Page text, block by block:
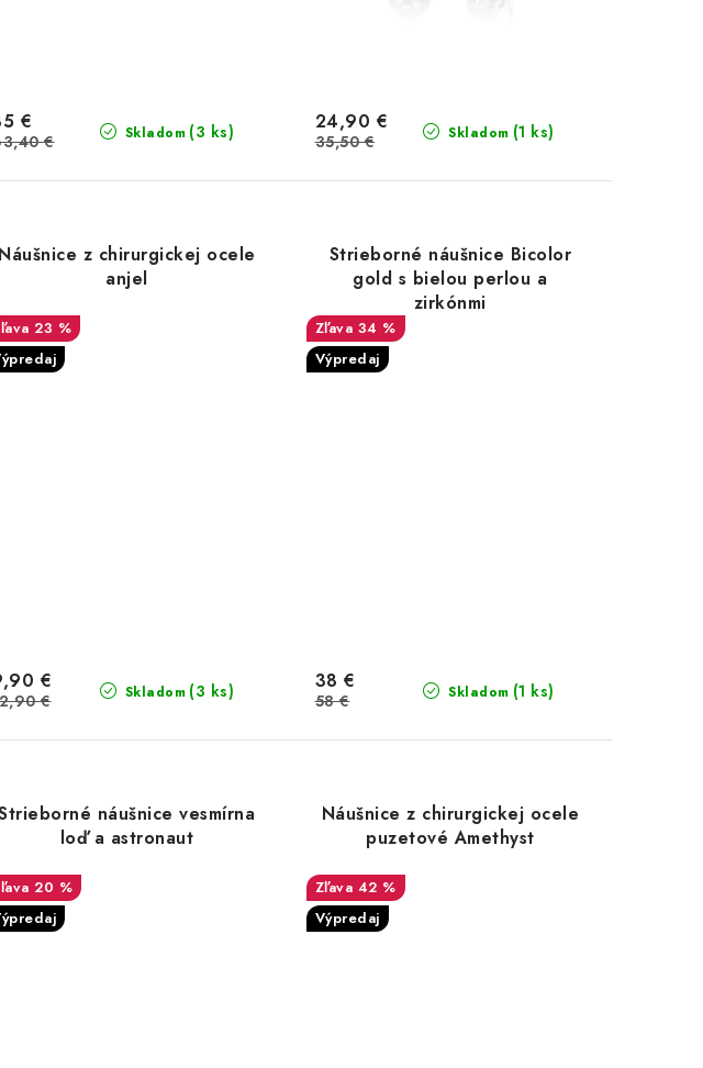
Skladom (3 ks)
€
€ Skladom (1 ks)
24,90 €
35,50 €
Náušnice z chirurgickej ocele
anjel
23 %
Skladom (3 ks)
€
€
Strieborné náušnice Bicolor
gold s bielou perlou a
zirkónmi
34 %
Výpredaj
Skladom (1 ks)
38 €
58 €
náušnice vesmírna
loď a astronaut
20 %
Náušnice z chirurgickej ocele
puzetové Amethyst
42 %
Výpredaj